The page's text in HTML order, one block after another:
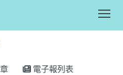
電子報列表